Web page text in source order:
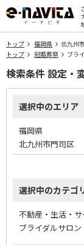
トップ 福岡県
北九州
トップ
冠婚葬祭 ブラ
検索条件 設定・
選択中のエリア
福岡県
北九州市門司区
選択中のカテゴ
不動産・生活・
ブライダルサロン